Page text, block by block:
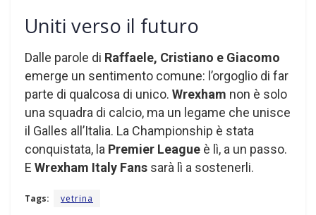
Uniti verso il futuro
Dalle parole di Raffaele, Cristiano e Giacomo
emerge un sentimento comune: l’orgoglio di far
parte di qualcosa di unico. Wrexham non è solo
una squadra di calcio, ma un legame che unisce
il Galles all’Italia. La Championship è stata
conquistata, la Premier League è lì, a un passo.
E Wrexham Italy Fans sarà lì a sostenerli.
Tags: vetrina